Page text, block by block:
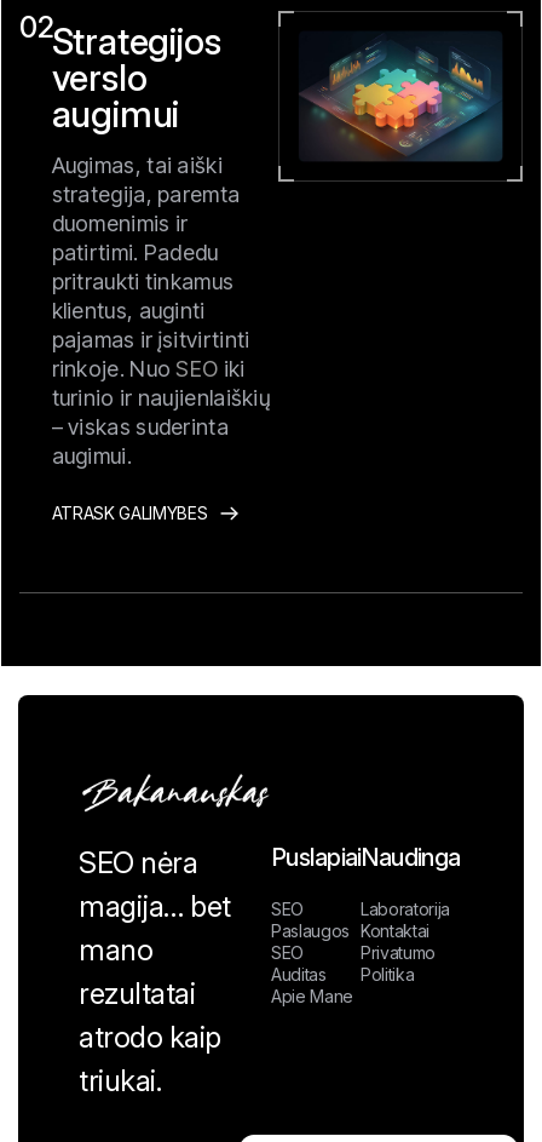
02Strategijos
verslo
augimui
Augimas, tai aiški
strategija, paremta
duomenimis ir
patirtimi. Padedu
pritraukti tinkamus
klientus, auginti
pajamas ir įsitvirtinti
rinkoje. Nuo SEO iki
turinio ir naujienlaiškių
– viskas suderinta
augimui.
ATRASK GALIMYBES
SEO nėra
magija… bet
mano
rezultatai
atrodo kaip
triukai.
Puslapiai
SEO
Paslaugos
SEO
Auditas
Apie Mane
Naudinga
Laboratorija
Kontaktai
Privatumo
Politika